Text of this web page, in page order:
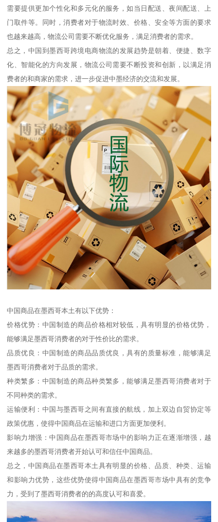
需要提供更加个性化和多元化的服务，如当日配送、夜间配送、上
门取件等。同时，消费者对于物流时效、价格、安全等方面的要求
也越来越高，物流公司需要不断优化服务，满足消费者的需求。
总之，中国到墨西哥跨境电商物流的发展趋势是朝着、便捷、数字
化、智能化的方向发展，物流公司需要不断投资和创新，以满足消
费者的和商家的需求，进一步促进中墨经济的交流和发展。
中国商品在墨西哥本土有以下优势：
价格优势：中国制造的商品价格相对较低，具有明显的价格优势，
能够满足墨西哥消费者的对于性价比的需求。
品质优良：中国制造的商品品质优良，具有的质量标准，能够满足
墨西哥消费者对于品质的需求。
种类繁多：中国制造的商品种类繁多，能够满足墨西哥消费者对于
不同种类的需求。
运输便利：中国与墨西哥之间有直接的航线，加上双边自贸协定等
政策优惠，使得中国商品在运输和进口方面更加便利。
影响力增强：中国商品在墨西哥市场中的影响力正在逐渐增强，越
来越多的墨西哥消费者开始认可和信任中国商品。
总之，中国商品在墨西哥本土具有明显的价格、品质、种类、运输
和影响力优势，这些优势使得中国商品在墨西哥市场中具有的竞争
力，受到了墨西哥消费者的的高度认可和喜爱。